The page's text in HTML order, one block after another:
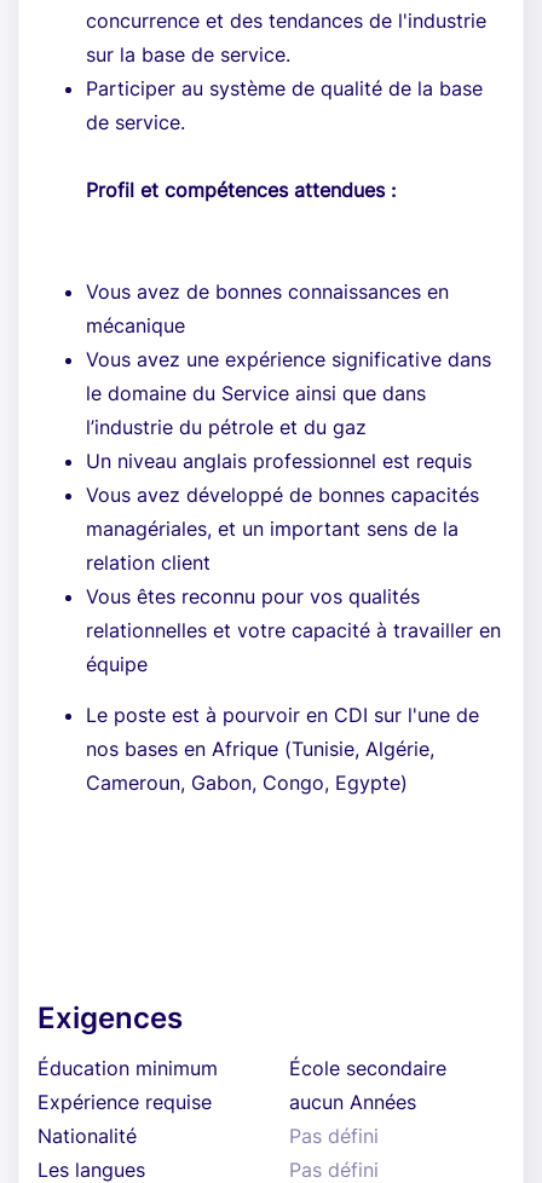
concurrence et des tendances de l'industrie
sur la base de service.
Participer au système de qualité de la base
de service.
Profil et compétences attendues :
Vous avez de bonnes connaissances en
mécanique
Vous avez une expérience significative dans
le domaine du Service ainsi que dans
l’industrie du pétrole et du gaz
Un niveau anglais professionnel est requis
Vous avez développé de bonnes capacités
managériales, et un important sens de la
relation client
Vous êtes reconnu pour vos qualités
relationnelles et votre capacité à travailler en
équipe
Le poste est à pourvoir en CDI sur l'une de
nos bases en Afrique (Tunisie, Algérie,
Cameroun, Gabon, Congo, Egypte)
Exigences
Éducation minimum
École secondaire
Expérience requise
aucun Années
Nationalité
Pas défini
Les langues
Pas défini